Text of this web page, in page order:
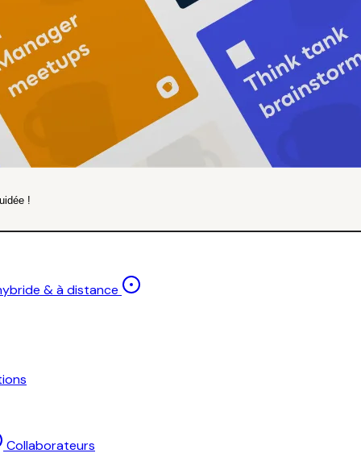
!
& à distance
Collaborateurs